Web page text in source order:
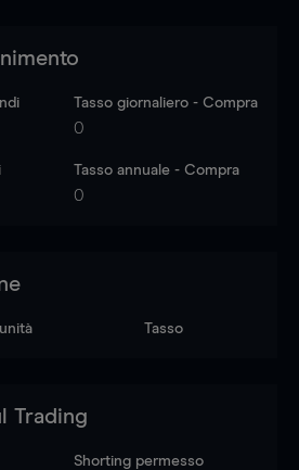
Tasso giornaliero - Compra
0
Tasso annuale - Compra
0
Tasso
Trading
Shorting permesso